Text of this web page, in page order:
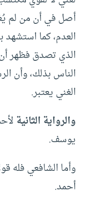
أصل في أن من لم
العدم، كما
الذي تصدق فظهر
الناس بذلك، وأن
الغني يعتبر.
والرواية الثانية
يوسف.
وأما الشافعي فله
أحمد.